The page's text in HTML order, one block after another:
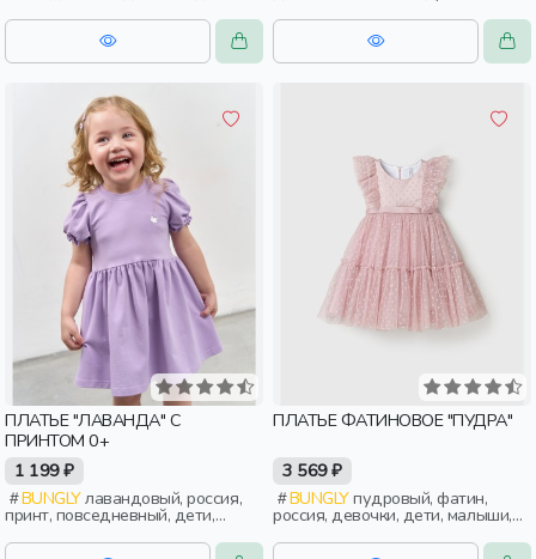
ПЛАТЬЕ "ЛАВАНДА" С
ПРИНТОМ 0+
1 199 ₽
BUNGLYлавандовый, россия,
принт, повседневный, дети,
малыши
ПЛАТЬЕ ФАТИНОВОЕ "ПУДРА"
3 569 ₽
BUNGLYпудровый, фатин,
россия, девочки, дети, малыши,
дошкольники